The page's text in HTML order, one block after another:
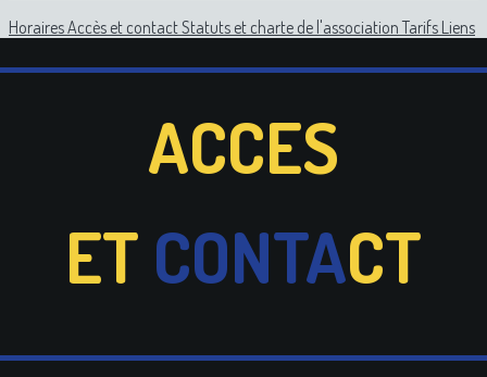
HorairesAccès et contactStatuts et charte de l'association Tarifs Liens
ACCES
ET CONTACT